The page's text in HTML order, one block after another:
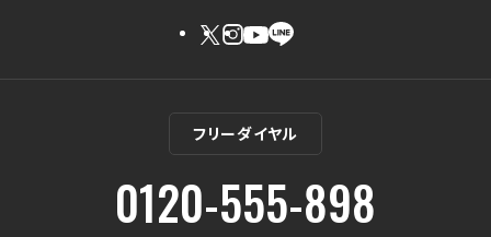
フリーダイヤル
0120-555-898